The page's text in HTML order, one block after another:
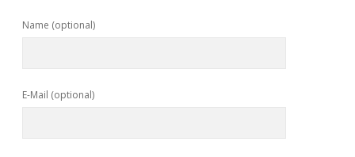
Name (optional)
E-Mail (optional)